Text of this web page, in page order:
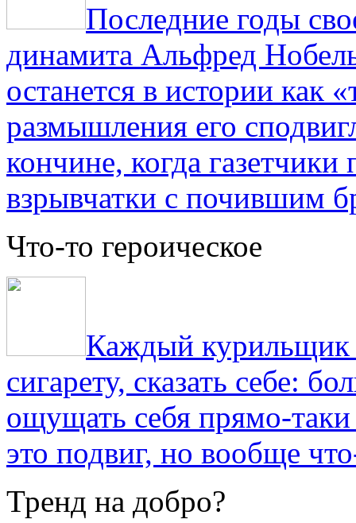
Последние годы
динамита Альфред
останется в истории как
размышления его
кончине, когда газетчики
взрывчатки с почившим
Что-то героическое
Каждый курильщик
сигарету, сказать себе:
ощущать себя прямо-
это подвиг, но вообще
Тренд на добро?